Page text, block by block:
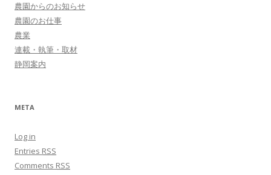
農園からのお知らせ
農園のお仕事
農業
連載・執筆・取材
静岡案内
META
Log in
Entries RSS
Comments RSS